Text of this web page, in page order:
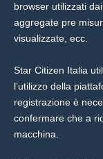
browser utilizzati
aggregate pre
visualizzate, ecc.
Star Citizen Italia
l’utilizzo della
registrazione è
confermare che a
macchina.